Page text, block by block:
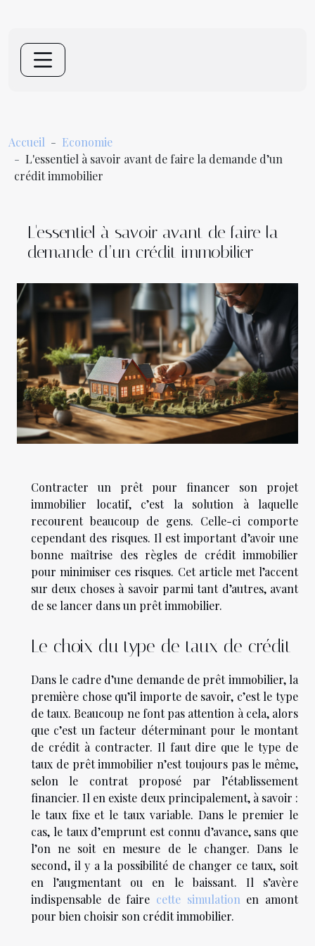
Accueil
Economie
L'essentiel à savoir avant de faire la demande d’un
crédit immobilier
L'essentiel à savoir avant de faire la
demande d’un crédit immobilier
Contracter un prêt pour financer son projet
immobilier locatif, c’est la solution à laquelle
recourent beaucoup de gens. Celle-ci comporte
cependant des risques. Il est important d’avoir une
bonne maîtrise des règles de crédit immobilier
pour minimiser ces risques. Cet article met l’accent
sur deux choses à savoir parmi tant d’autres, avant
de se lancer dans un prêt immobilier.
Le choix du type de taux de crédit
Dans le cadre d’une demande de prêt immobilier, la
première chose qu’il importe de savoir, c’est le type
de taux. Beaucoup ne font pas attention à cela, alors
que c’est un facteur déterminant pour le montant
de crédit à contracter. Il faut dire que le type de
taux de prêt immobilier n’est toujours pas le même,
selon le contrat proposé par l’établissement
financier. Il en existe deux principalement, à savoir :
le taux fixe et le taux variable. Dans le premier le
cas, le taux d’emprunt est connu d’avance, sans que
l’on ne soit en mesure de le changer. Dans le
second, il y a la possibilité de changer ce taux, soit
en l’augmentant ou en le baissant. Il s’avère
indispensable de faire cette simulationen amont
pour bien choisir son crédit immobilier.